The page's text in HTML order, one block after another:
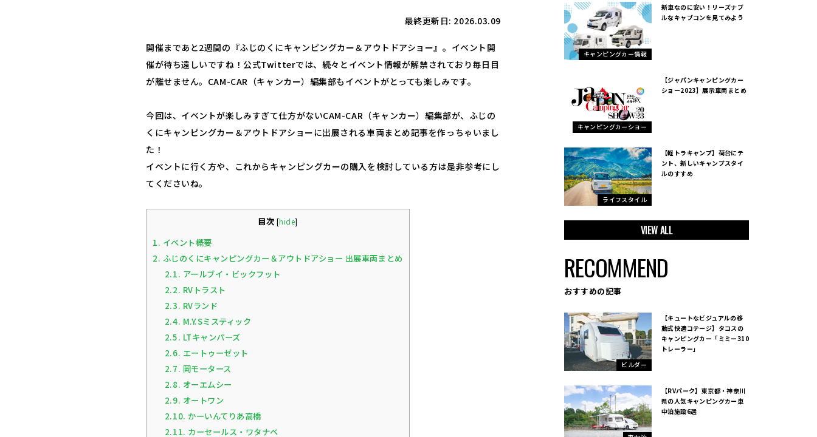
最終更新日: 2026.03.09
開催まであと2週間の『ふじのくにキャンピングカー＆アウトドアショー』。イベント開
催が待ち遠しいですね！公式Twitterでは、続々とイベント情報が解禁されており毎日目
が離せません。CAM-CAR（キャンカー）編集部もイベントがとっても楽しみです。
今回は、イベントが楽しみすぎて仕方がないCAM-CAR（キャンカー）編集部が、ふじの
くにキャンピングカー＆アウトドアショーに出展される車両まとめ記事を作っちゃいまし
た！
イベントに行く方や、これからキャンピングカーの購入を検討している方は是非参考にし
てくださいね。
目次 [hide]
1. イベント概要
2. ふじのくにキャンピングカー＆アウトドアショー 出展車両まとめ
2.1. アールブイ・ビックフット
2.2. RVトラスト
2.3. RVランド
2.4. M.Y.Sミスティック
2.5. LTキャンパーズ
2.6. エートゥーゼット
2.7. 岡モータース
2.8. オーエムシー
2.9. オートワン
2.10. かーいんてりあ高橋
2.11. カーセールス・ワタナベ
キャンピングカー情報
新車なのに安い！リーズナブ
ルなキャブコンを見てみよう
キャンピングカーショー
【ジャパンキャンピングカー
ショー2023】展示車両まとめ
ライフスタイル
【軽トラキャンプ】荷台にテ
ント、新しいキャンプスタイ
ルのすすめ
VIEW ALL
RECOMMEND
おすすめの記事
ビルダー
【キュートなビジュアルの移
動式快適コテージ】タコスの
キャンピングカー「ミミー310
トレーラー」
【RVパーク】東京都・神奈川
県の人気キャンピングカー車
中泊施設6選